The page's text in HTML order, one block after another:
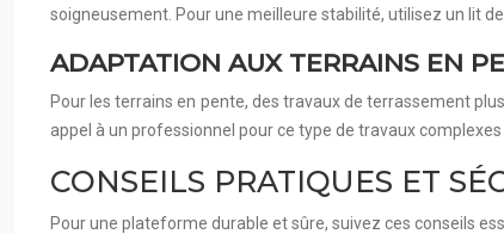
soigneusement. Pour une meilleure stabilité, utilisez un lit
ADAPTATION AUX TERRAINS EN
Pour les terrains en pente, des travaux de terrassement
appel à un professionnel pour ce type de travaux
CONSEILS PRATIQUES ET
Pour une plateforme durable et sûre, suivez ces conseils